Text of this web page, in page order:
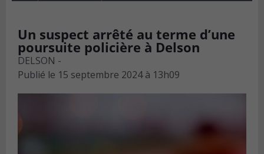
Un suspect arrêté au terme d’une
poursuite policière à Delson
DELSON -
Publié le 15 septembre 2024 à 13h09